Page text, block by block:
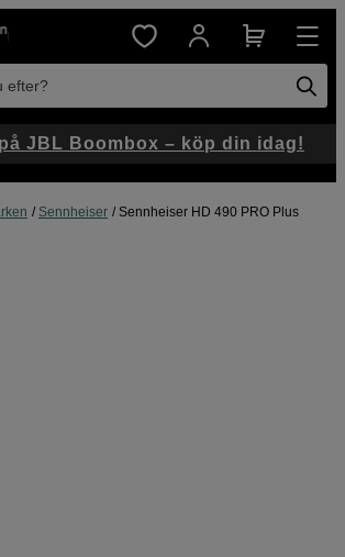
efter?
Sennheiser Sennheiser HD 490 PRO Plus
JBL Boombox – köp din idag!